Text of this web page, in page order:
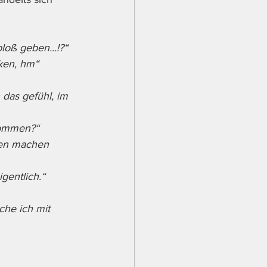
geben...!?“
hm“
gefühl, im
machen
ich mit